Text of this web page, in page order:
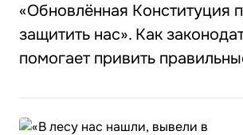
«Обновлённая Конституция
защитить нас». Как
помогает привить